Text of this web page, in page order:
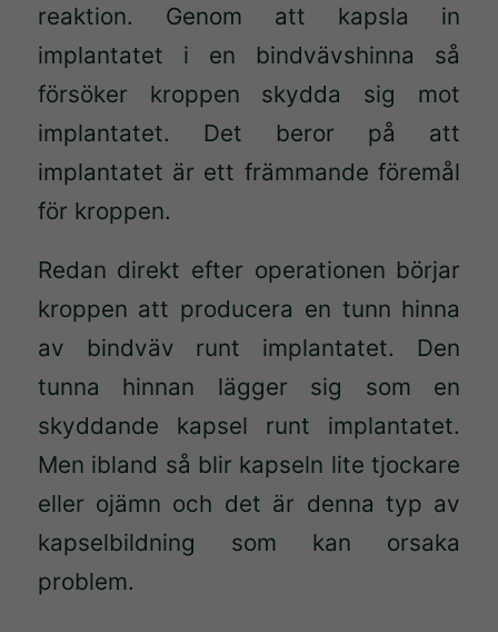
reaktion. Genom att kapsla in
implantatet i en bindvävshinna så
försöker kroppen skydda sig mot
implantatet. Det beror på att
implantatet är ett främmande föremål
för kroppen.
Redan direkt efter operationen börjar
kroppen att producera en tunn hinna
av bindväv runt implantatet. Den
tunna hinnan lägger sig som en
skyddande kapsel runt implantatet.
Men ibland så blir kapseln lite tjockare
eller ojämn och det är denna typ av
kapselbildning som kan orsaka
problem.